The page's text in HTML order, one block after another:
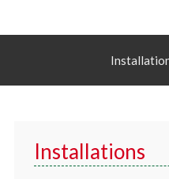
Installations